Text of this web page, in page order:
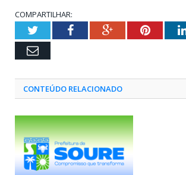
COMPARTILHAR:
TwitterFacebookGoogle+
Email
CONTEÚDO RELACIONADO